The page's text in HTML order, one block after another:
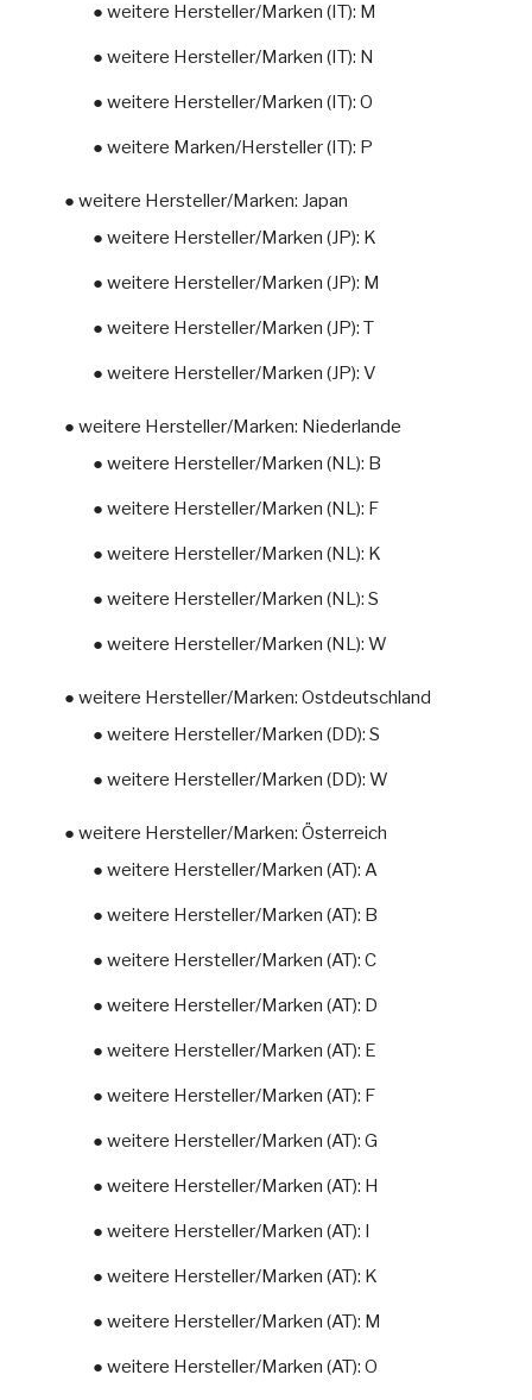
● weitere Hersteller/Marken (IT): M
● weitere Hersteller/Marken (IT): N
● weitere Hersteller/Marken (IT): O
● weitere Marken/Hersteller (IT): P
● weitere Hersteller/Marken: Japan
● weitere Hersteller/Marken (JP): K
● weitere Hersteller/Marken (JP): M
● weitere Hersteller/Marken (JP): T
● weitere Hersteller/Marken (JP): V
● weitere Hersteller/Marken: Niederlande
● weitere Hersteller/Marken (NL): B
● weitere Hersteller/Marken (NL): F
● weitere Hersteller/Marken (NL): K
● weitere Hersteller/Marken (NL): S
● weitere Hersteller/Marken (NL): W
● weitere Hersteller/Marken: Ostdeutschland
● weitere Hersteller/Marken (DD): S
● weitere Hersteller/Marken (DD): W
● weitere Hersteller/Marken: Österreich
● weitere Hersteller/Marken (AT): A
● weitere Hersteller/Marken (AT): B
● weitere Hersteller/Marken (AT): C
● weitere Hersteller/Marken (AT): D
● weitere Hersteller/Marken (AT): E
● weitere Hersteller/Marken (AT): F
● weitere Hersteller/Marken (AT): G
● weitere Hersteller/Marken (AT): H
● weitere Hersteller/Marken (AT): I
● weitere Hersteller/Marken (AT): K
● weitere Hersteller/Marken (AT): M
● weitere Hersteller/Marken (AT): O